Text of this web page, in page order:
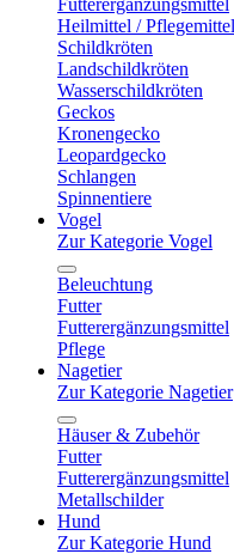
Futterergänzungsmittel
Heilmittel / Pflegemittel
Schildkröten
Landschildkröten
Wasserschildkröten
Geckos
Kronengecko
Leopardgecko
Schlangen
Spinnentiere
Vogel
Zur Kategorie Vogel
Beleuchtung
Futter
Futterergänzungsmittel
Pflege
Nagetier
Zur Kategorie Nagetier
Häuser & Zubehör
Futter
Futterergänzungsmittel
Metallschilder
Hund
Zur Kategorie Hund